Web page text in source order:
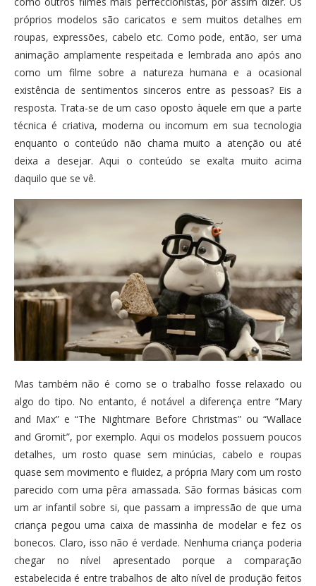
próprios modelos são caricatos e sem muitos detalhes em
roupas, expressões, cabelo etc. Como pode, então, ser uma
animação amplamente respeitada e lembrada ano após ano
como um filme sobre a natureza humana e a ocasional
existência de sentimentos sinceros entre as pessoas? Eis a
resposta. Trata-se de um caso oposto àquele em que a parte
técnica é criativa, moderna ou incomum em sua tecnologia
enquanto o conteúdo não chama muito a atenção ou até
deixa a desejar. Aqui o conteúdo se exalta muito acima
daquilo que se vê.
Mas também não é como se o trabalho fosse relaxado ou
algo do tipo. No entanto, é notável a diferença entre “Mary
and Max” e “The Nightmare Before Christmas” ou “Wallace
and Gromit”, por exemplo. Aqui os modelos possuem poucos
detalhes, um rosto quase sem minúcias, cabelo e roupas
quase sem movimento e fluidez, a própria Mary com um rosto
parecido com uma pêra amassada. São formas básicas com
um ar infantil sobre si, que passam a impressão de que uma
criança pegou uma caixa de massinha de modelar e fez os
bonecos. Claro, isso não é verdade. Nenhuma criança poderia
chegar no nível apresentado porque a comparação
estabelecida é entre trabalhos de alto nível de produção feitos